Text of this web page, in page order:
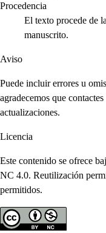
Procedencia
El texto procede de
manuscrito.
Aviso
Puede incluir errores u
agradecemos que
actualizaciones.
Licencia
Este contenido se ofrece
NC 4.0. Reutilización
permitidos.